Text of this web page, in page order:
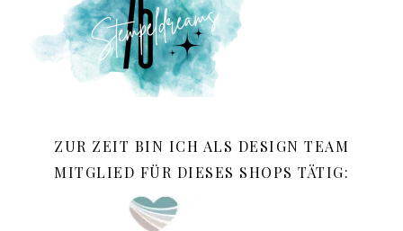
ZUR ZEIT BIN ICH ALS DESIGN TEAM
MITGLIED FÜR DIESES SHOPS TÄTIG: